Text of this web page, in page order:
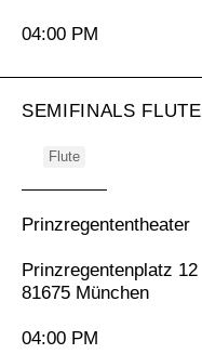
04:00 PM
SEMIFINALS FLUTE
Flute
Prinzregententheater
Prinzregentenplatz 12
81675 München
04:00 PM